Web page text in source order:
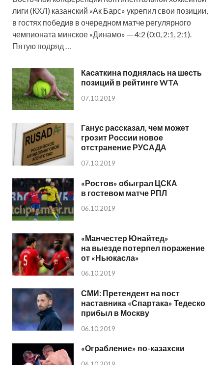
лиги (КХЛ) казанский «Ак Барс» укрепил свои позиции,
в гостях победив в очередном матче регулярного
чемпионата минское «Динамо» — 4:2 (0:0, 2:1, 2:1).
Пятую подряд …
Касаткина поднялась на шесть
позиций в рейтинге WTA
07.10.2019
Ганус рассказал, чем может
грозит России новое
отстранение РУСАДА
07.10.2019
«Ростов» обыграл ЦСКА
в гостевом матче РПЛ
06.10.2019
«Манчестер Юнайтед»
на выезде потерпел поражение
от «Ньюкасла»
06.10.2019
СМИ: Претендент на пост
наставника «Спартака» Тедеско
прибыл в Москву
06.10.2019
«Ограбление» по-казахски